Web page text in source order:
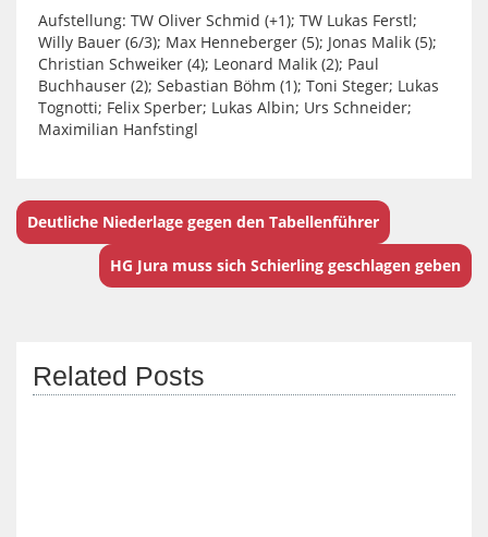
Aufstellung: TW Oliver Schmid (+1); TW Lukas Ferstl;
Willy Bauer (6/3); Max Henneberger (5); Jonas Malik (5);
Christian Schweiker (4); Leonard Malik (2); Paul
Buchhauser (2); Sebastian Böhm (1); Toni Steger; Lukas
Tognotti; Felix Sperber; Lukas Albin; Urs Schneider;
Maximilian Hanfstingl
Deutliche Niederlage gegen den Tabellenführer
HG Jura muss sich Schierling geschlagen geben
Related Posts